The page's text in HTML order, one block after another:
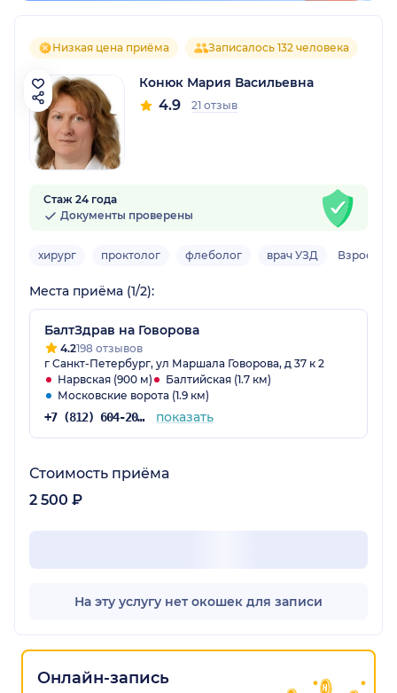
Низкая цена приёма Записалось 132 человека
Конюк Мария Васильевна
4.9 21 отзыв
Стаж 24 года
Документы проверены
хирург проктолог флеболог врач УЗД Взрослый
Места приёма (1/2):
БалтЗдрав на Говорова
4.2198 отзывов
г Санкт-Петербург, ул Маршала Говорова, д 37 к 2
Нарвская (900 м)
Балтийская (1.7 км)
Московские ворота (1.9 км)
+7 (812) 604-20-38 показать
Стоимость приёма
2 500 ₽
На эту услугу нет окошек для записи
Онлайн-запись